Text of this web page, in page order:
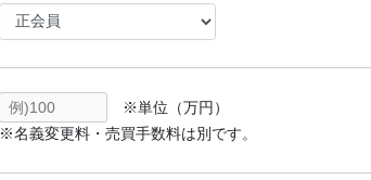
※単位（万円）
※名義変更料・売買手数料は別です。